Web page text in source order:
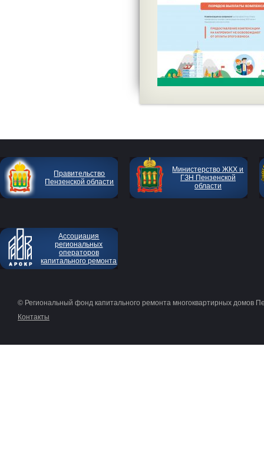
Правительство
Пензенской области
Министерство ЖКХ и
ГЗН Пензенской
области
Ассоциация
региональных
операторов
капитального ремонта
© Региональный фонд капитального ремонта многоквартирных домов
Контакты